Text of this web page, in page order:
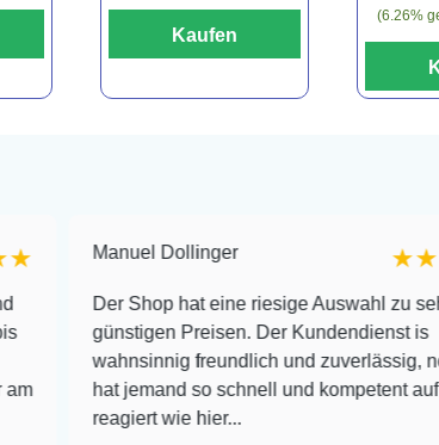
Kaufen
(6.26%
Manuel Dollinger ★★★★★
Der Shop hat eine riesige Auswahl zu sehr
günstigen Preisen. Der Kundendienst is
wahnsinnig freundlich und zuverlässig, noch nie
hat jemand so schnell und kompetent auf Emails
reagiert wie hier...